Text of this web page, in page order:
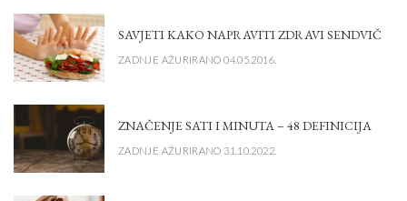
SAVJETI KAKO NAPRAVITI ZDRAVI SENDVIČ
ZADNJE AŽURIRANO 04.05.2016.
ZNAČENJE SATI I MINUTA – 48 DEFINICIJA
ZADNJE AŽURIRANO 31.10.2022.